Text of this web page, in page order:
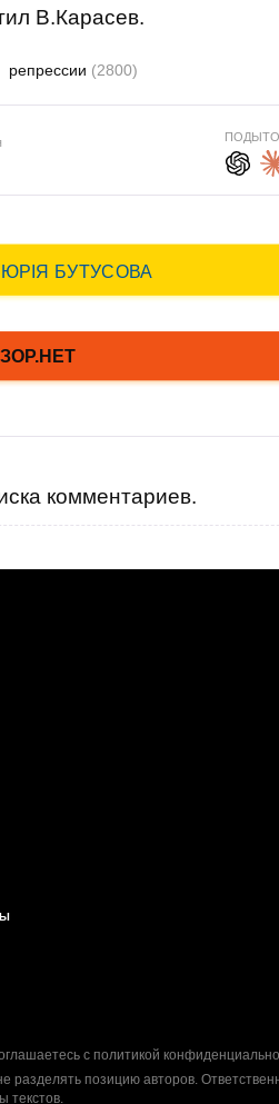
В.Карасев.
репрессии (2800)
комментариев.
с политикой
разделять позицию авторов.
текстов.